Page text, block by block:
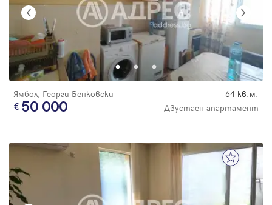
Ямбол, Георги Бенковски 64 кв.м.
50 000 Двустаен апартамент